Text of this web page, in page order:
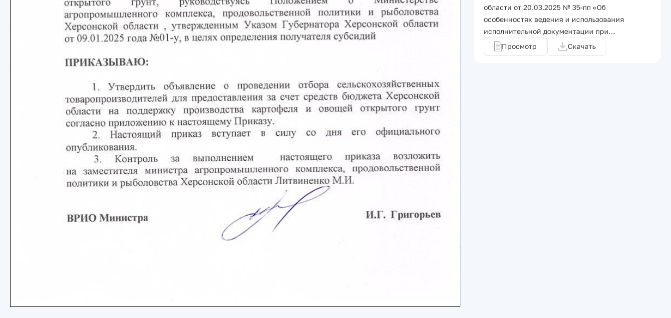
области от 20.03.2025 № 35-пп «Об
особенностях ведения и использования
исполнительной документации при…
Просмотр
Скачать